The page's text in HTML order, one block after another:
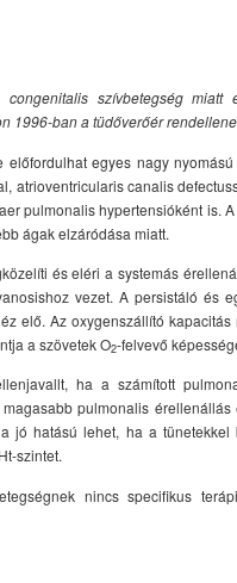
szívbetegség
1996-ban a tüdőverőér
előfordulhat egyes nagy
atrioventricularis canalis
pulmonalis hypertensióként is.
ágak elzáródása miatt.
és eléri a systemás
vezet. A persistáló és
elő. Az oxygenszállító
a szövetek O2-felvevő
ha a számított
pulmonalis
jó hatású lehet, ha a
szintet.
nincs specifikus